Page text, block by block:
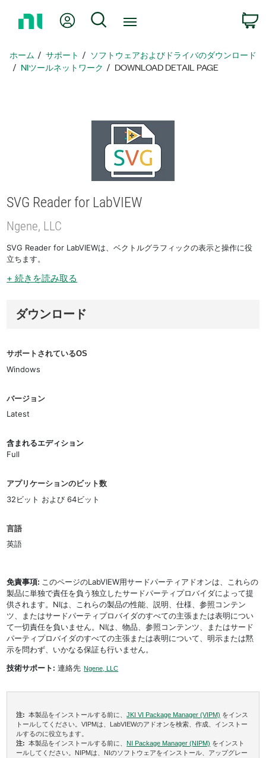
ペ
ー
Myアカウント
検索
ホーム サポート
ソフトウェアおよびドライバのダウンロード
NIツールネットワーク
DOWNLOAD DETAIL PAGE
SVG Reader for LabVIEW
Ngene, LLC
SVG Reader for LabVIEWは、ベクトルグラフィックの表示と操作に役
立ちます。
+ 続きを読み取る
ダウンロード
サポートされているOS
Windows
バージョン
Latest
含まれるエディション
Full
アプリケーションのビット数
32ビット および 64ビット
言語
英語
免責事項: このページのLabVIEW用サードパーティアドオンは、これらの
製品に単独で責任を負う独立したサードパーティプロバイダによって提
供されます。NIは、これらの製品の性能、説明、仕様、参照コンテン
ツ、またはサードパーティプロバイダのすべての主張または表明につい
て一切責任を負いません。NIは、物品、参照コンテンツ、またはサード
パーティプロバイダのすべての主張または表明について、明示または黙
示を問わず、いかなる保証も行いません。
技術サポート: 連絡先 Ngene, LLC
注:本製品をインストールする前に、JKI VI Package Manager (VIPM) をインス
トールしてください。VIPMは、LabVIEWのアドオンを検索、作成、インストー
ルするのに役立ちます。
注:本製品をインストールする前に、 NI Package Manager (NIPM) をインスト
ールしてください。NIPMは、NIのソフトウェアをインストール、アップグレー